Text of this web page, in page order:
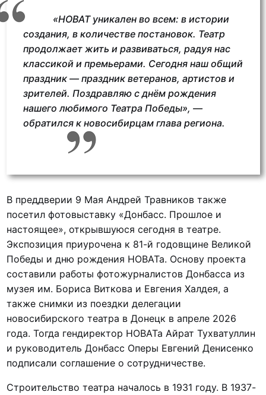
«НОВАТ уникален во всем: в истории
создания, в количестве постановок. Театр
продолжает жить и развиваться, радуя нас
классикой и премьерами. Сегодня наш общий
праздник — праздник ветеранов, артистов и
зрителей. Поздравляю с днём рождения
нашего любимого Театра Победы», —
обратился к новосибирцам глава региона.
В преддверии 9 Мая Андрей Травников также
посетил фотовыставку «Донбасс. Прошлое и
настоящее», открывшуюся сегодня в театре.
Экспозиция приурочена к 81-й годовщине Великой
Победы и дню рождения НОВАТа. Основу проекта
составили работы фотожурналистов Донбасса из
музея им. Бориса Виткова и Евгения Халдея, а
также снимки из поездки делегации
новосибирского театра в Донецк в апреле 2026
года. Тогда гендиректор НОВАТа Айрат Тухватуллин
и руководитель Донбасс Оперы Евгений Денисенко
подписали соглашение о сотрудничестве.
Строительство театра началось в 1931 году. В 1937-